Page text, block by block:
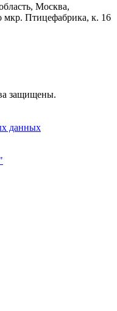
, Москва,
Птицефабрика, к. 16
защищены.
данных